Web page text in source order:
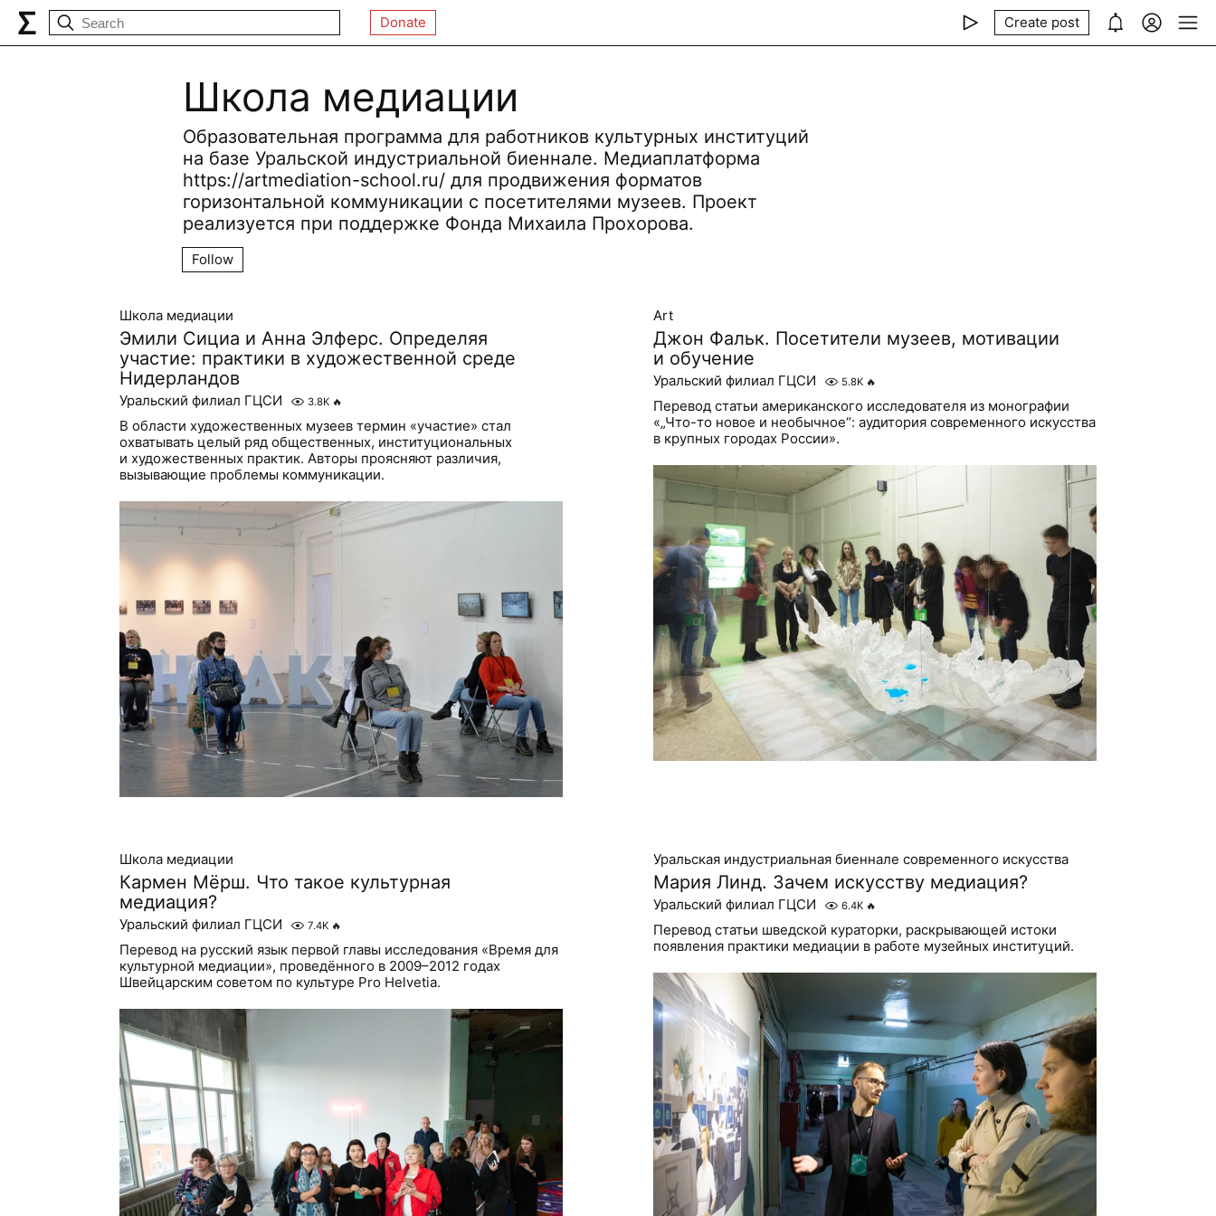
Donate Create post
Школа медиации
Образовательная программа для работников культурных институций
на базе Уральской индустриальной биеннале. Медиаплатформа
https://artmediation-school.ru/ для продвижения форматов
горизонтальной коммуникации с посетителями музеев. Проект
реализуется при поддержке Фонда Михаила Прохорова.
Follow
Школа медиации
Эмили Сициа и Анна Элферс. Определяя
участие: практики в художественной среде
Нидерландов
Уральский филиал ГЦСИ 3.8K 🔥
В области художественных музеев термин «участие» стал
охватывать целый ряд общественных, институциональных
и художественных практик. Авторы проясняют различия,
вызывающие проблемы коммуникации.
Art
Джон Фальк. Посетители музеев, мотивации
и обучение
Уральский филиал ГЦСИ 5.8K 🔥
Перевод статьи американского исследователя из монографии
«„Что-то новое и необычное“: аудитория современного искусства
в крупных городах России».
Школа медиации
Кармен Мёрш. Что такое культурная
медиация?
Уральский филиал ГЦСИ 7.4K 🔥
Перевод на русский язык первой главы исследования «Время для
культурной медиации», проведённого в 2009–2012 годах
Швейцарским советом по культуре Pro Helvetia.
Уральская индустриальная биеннале современного искусства
Мария Линд. Зачем искусству медиация?
Уральский филиал ГЦСИ 6.4K 🔥
Перевод статьи шведской кураторки, раскрывающей истоки
появления практики медиации в работе музейных институций.